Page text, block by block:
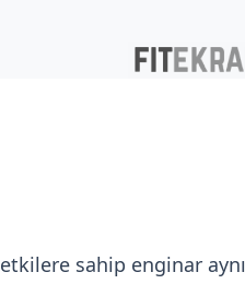
sahip enginar aynı